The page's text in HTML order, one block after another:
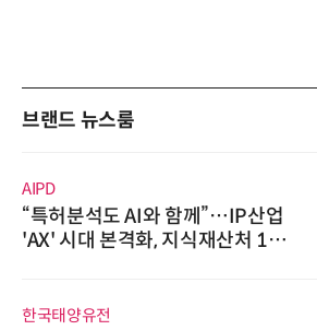
브랜드 뉴스룸
AIPD
“특허분석도 AI와 함께”…IP산업
'AX' 시대 본격화, 지식재산처 1호
한국태양유전